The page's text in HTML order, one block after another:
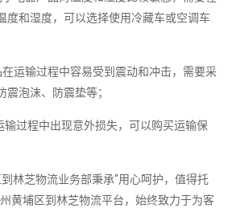
度和湿度，可以选择使用冷藏车或空调车
运输过程中容易受到震动和冲击，需要采
泡沫、防震垫等；
输过程中出现意外损失，可以购买运输保
林芝物流业务部秉承“用心呵护，值得托
黄埔区到林芝物流平台，始终致力于为客